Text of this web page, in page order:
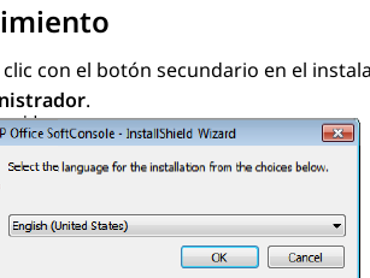
clic con el botón secundario en el
.